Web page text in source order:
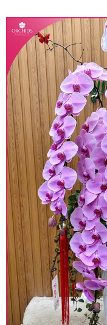
• Giá trên được
miễn phí in thiệp
hàng.
• Beautiful
trên toàn quốc
khu vực sẽ có
phí mặt bằng,
thay đổi so với
hàng ở Tỉnh
giá trước khi đặt
chính xác khi có